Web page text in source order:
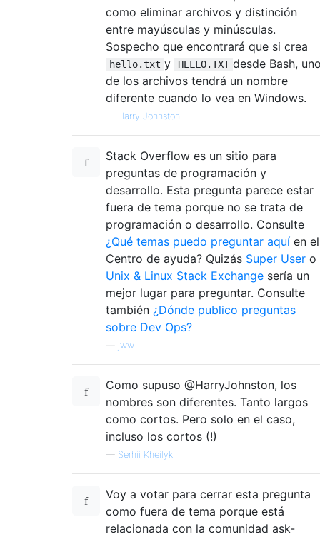
como eliminar archivos y distinción
entre mayúsculas y minúsculas.
Sospecho que encontrará que si crea
hello.txt y HELLO.TXT desde Bash,
de los archivos tendrá un nombre
diferente cuando lo vea en Windows.
— Harry Johnston
Stack Overflow es un sitio para
preguntas de programación y
desarrollo. Esta pregunta parece estar
fuera de tema porque no se trata de
programación o desarrollo. Consulte
¿Qué temas puedo preguntar aquí en el
Centro de ayuda? Quizás Super User o
Unix & Linux Stack Exchange sería un
mejor lugar para preguntar. Consulte
también ¿Dónde publico preguntas
sobre Dev Ops?
jww
Como supuso @HarryJohnston, los
nombres son diferentes. Tanto largos
como cortos. Pero solo en el caso,
incluso los cortos (!)
— Serhii Kheilyk
Voy a votar para cerrar esta pregunta
como fuera de tema porque está
relacionada con la comunidad ask-